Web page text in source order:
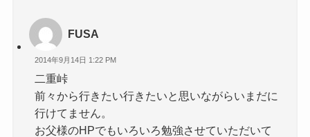
FUSA
2014年9月14日 1:22 PM
二重峠
前々から行きたい行きたいと思いながらいまだに
行けてません。
お父様のHPでもいろいろ勉強させていただいて